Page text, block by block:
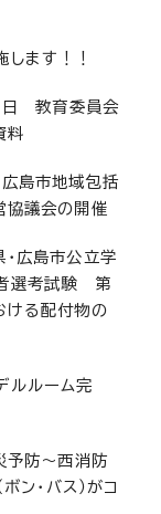
ます！！
教育委員会
料
島市地域包括
協議会の開催
広島市公立学
選考試験 第
ける配付物の
ルルーム完
予防～西消防
・バス）がコ